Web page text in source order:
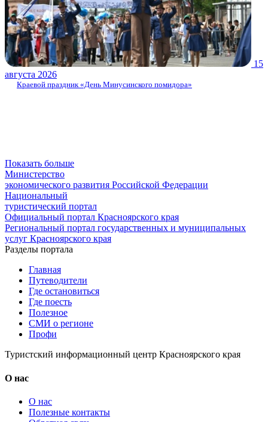
15
августа 2026
Краевой праздник «День Минусинского помидора»
Показать больше
Министерство
экономического развития Российской Федерации
Национальный
туристический портал
Официальный портал Красноярского края
Региональный портал государственных и муниципальных
услуг Красноярского края
Разделы портала
Главная
Путеводители
Где остановиться
Где поесть
Полезное
СМИ о регионе
Профи
Туристский информационный центр Красноярского края
О нас
О нас
Полезные контакты